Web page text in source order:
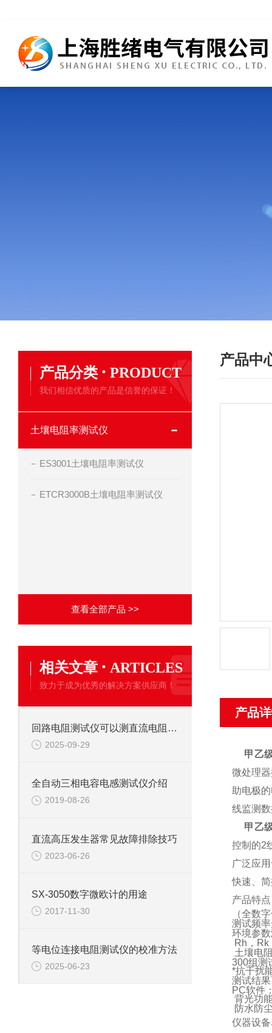
产品分类 · PRODUCT
我们相信优质的产品是信誉的保证！
土壤电阻率测试仪
ES3001土壤电阻率测试仪
ETCR3000B土壤电阻率测试仪
查看全部产品 >>
相关文章 · ARTICLES
致力于成为优秀的解决方案供应商！
回路电阻测试仪可以测直流电阻和接地电阻吗？
2025-09-29
全自动三相电容电感测试仪介绍
2019-08-26
直流高压发生器常见故障排除技巧
2023-06-26
SX-3050数字微欧计的用途
2017-11-30
等电位连接电阻测试仪的校准方法
2025-06-23
产品中
产品
甲乙
微处理
助电极
线监测
甲乙
控制的2
广泛应
快速、
产品特
（全数
测试频
环境参
Rh，Rk
土壤电
300组测
*抗干扰
测试结
PC软件
背光功
防水防
仪器设